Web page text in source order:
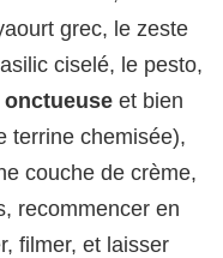
grec, le zeste
ciselé, le pesto,
onctueuse et bien
terrine chemisée),
couche de crème,
recommencer en
filmer, et laisser